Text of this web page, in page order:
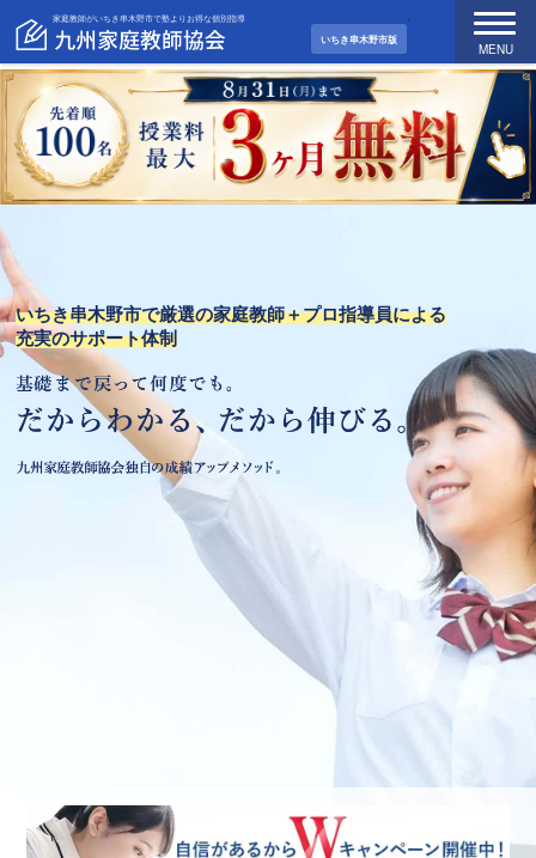
MENU
家庭教師がいちき串木野市で塾よりお得な個別指導
いちき串木野市版
いちき串木野市で厳選の家庭教師＋プロ指導員による
充実のサポート体制